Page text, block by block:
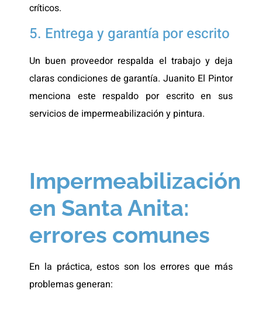
críticos.
5. Entrega y garantía por escrito
Un buen proveedor respalda el trabajo y deja
claras condiciones de garantía. Juanito El Pintor
menciona este respaldo por escrito en sus
servicios de impermeabilización y pintura.
Impermeabilización
en Santa Anita:
errores comunes
En la práctica, estos son los errores que más
problemas generan: